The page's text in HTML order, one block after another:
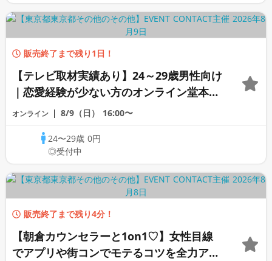
販売終了まで残り1日！
【テレビ取材実績あり】24～29歳男性向け
｜恋愛経験が少ない方のオンライン堂本恋
愛個別診断
オンライン 8/9（日） 16:00〜
24〜29歳0円
◎受付中
販売終了まで残り4分！
【朝倉カウンセラーと1on1♡】女性目線
でアプリや街コンでモテるコツを全力アド